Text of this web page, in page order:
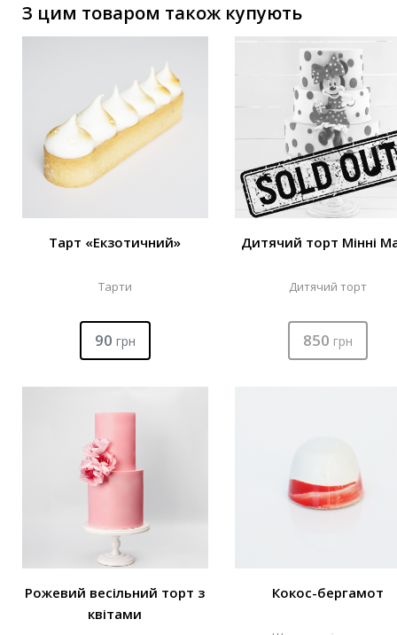
З цим товаром також купують
Тарт «Екзотичний»
Тарти
90 грн
Дитячий торт Мінні
Дитячий торт
850 грн
Рожевий весільний торт з
квітами
Кокос-бергамот